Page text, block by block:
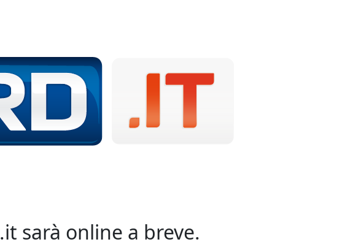
sarà online a breve.